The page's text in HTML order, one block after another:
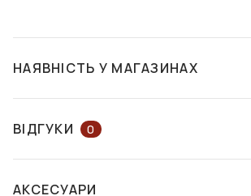
НАЯВНІСТЬ У МАГАЗИНАХ
ВІДГУКИ 0
АКСЕСУАРИ